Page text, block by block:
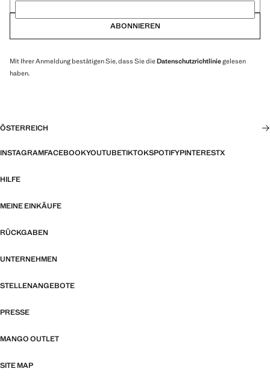
ABONNIEREN
Mit Ihrer Anmeldung bestätigen Sie, dass Sie dieDatenschutzrichtliniegelesen
haben.
ÖSTERREICH
INSTAGRAMFACEBOOKYOUTUBETIKTOKSPOTIFYPINTERESTX
HILFE
MEINE EINKÄUFE
RÜCKGABEN
UNTERNEHMEN
STELLENANGEBOTE
PRESSE
MANGO OUTLET
SITE MAP